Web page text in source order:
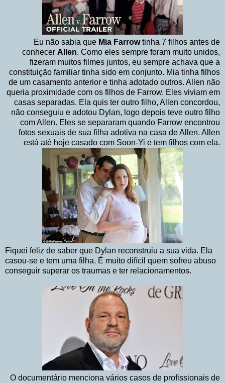
Eu não sabia que Mia Farrowtinha 7 filhos antes de
conhecer Allen. Como eles sempre foram muito unidos,
fizeram muitos filmes juntos, eu sempre achava que a
constituição familiar tinha sido em conjunto. Mia tinha filhos
de um casamento anterior e tinha adotado outros. Allen não
queria proximidade com os filhos de Farrow. Eles viviam em
casas separadas. Ela quis ter outro filho, Allen concordou,
não conseguiu e adotou Dylan, logo depois teve outro filho
com Allen. Eles se separaram quando Farrow encontrou
fotos sexuais de sua filha adotiva na casa de Allen. Allen
está até hoje casado com Soon-Yi e tem filhos com ela.
Fiquei feliz de saber que Dylan reconstruiu a sua vida. Ela
casou-se e tem uma filha. É muito difícil quem sofreu abuso
conseguir superar os traumas e ter relacionamentos.
O documentário menciona vários casos de profissionais de